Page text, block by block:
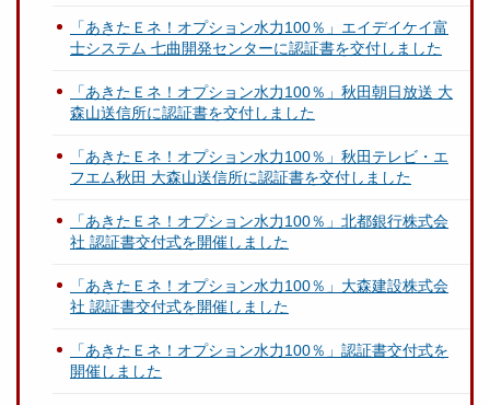
「あきたＥネ！オプション水力100％」エイデイケイ富
士システム 七曲開発センターに認証書を交付しました
「あきたＥネ！オプション水力100％」秋田朝日放送 大
森山送信所に認証書を交付しました
「あきたＥネ！オプション水力100％」秋田テレビ・エ
フエム秋田 大森山送信所に認証書を交付しました
「あきたＥネ！オプション水力100％」北都銀行株式会
社 認証書交付式を開催しました
「あきたＥネ！オプション水力100％」大森建設株式会
社 認証書交付式を開催しました
「あきたＥネ！オプション水力100％」認証書交付式を
開催しました